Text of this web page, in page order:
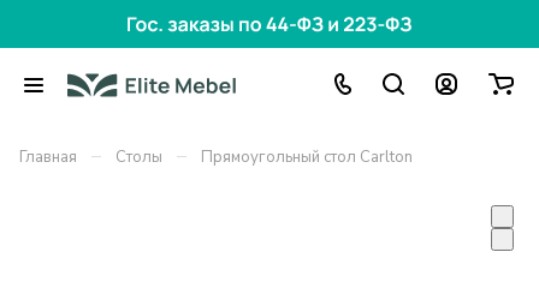
Главная – Столы – Прямоугольный стол Carlton